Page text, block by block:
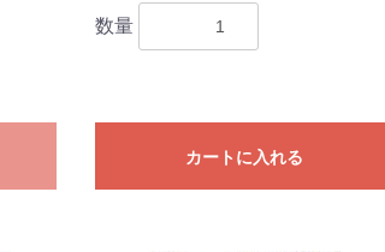
数量
カートに入れる